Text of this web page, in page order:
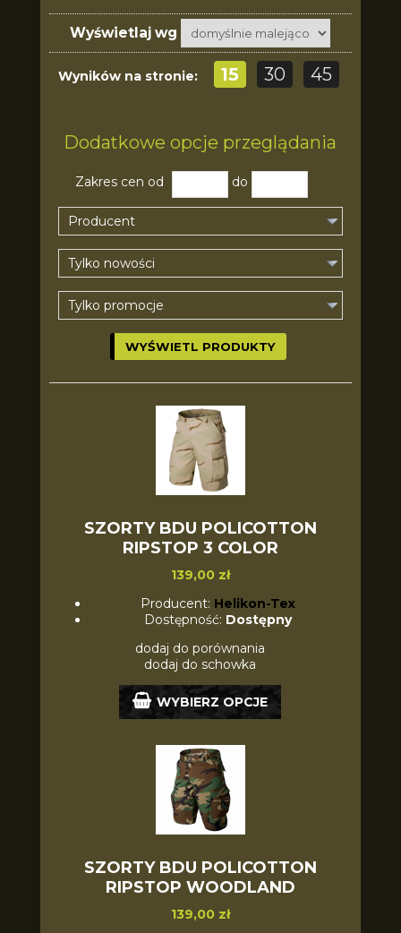
Wyświetlaj wg
Wyników na stronie: 15 30 45
Dodatkowe opcje przeglądania
Zakres cen od do
Producent
Tylko nowości
Tylko promocje
SZORTY BDU POLICOTTON
RIPSTOP 3 COLOR
139,00 zł
Producent: Helikon-Tex
Dostępność: Dostępny
dodaj do porównania
dodaj do schowka
WYBIERZ OPCJE
SZORTY BDU POLICOTTON
RIPSTOP WOODLAND
139,00 zł